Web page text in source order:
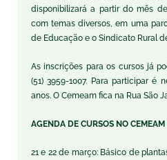
disponibilizará a partir do mês
com temas diversos, em uma
de Educação e o Sindicato Rural
As inscrições para os cursos já
(51) 3959-1007. Para participar é
anos. O Cemeam fica na Rua São
AGENDA DE CURSOS NO
21 e 22 de março: Básico de